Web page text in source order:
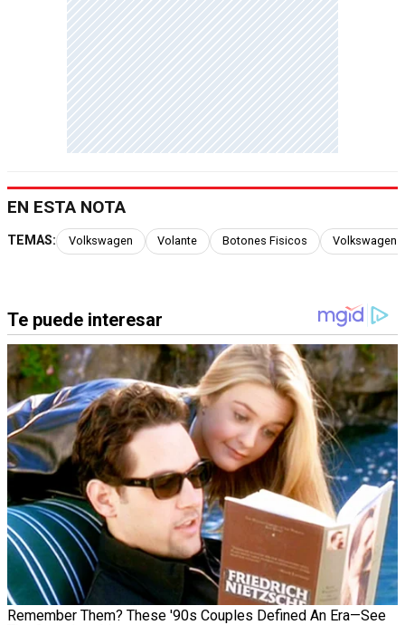
EN ESTA NOTA
TEMAS: Volkswagen Volante Botones Fisicos Volkswagen